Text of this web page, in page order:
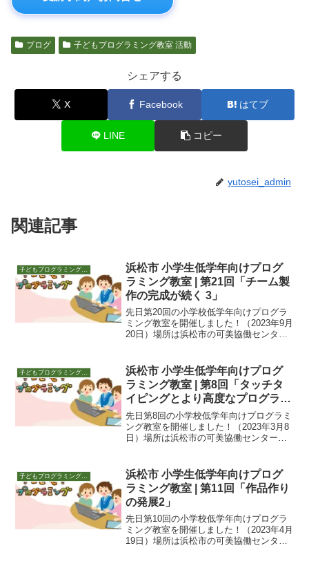
ブログ 子どもプログラミング教室 活動
シェアする
X Facebook はてブ
LINE コピー
yutosei_admin
関連記事
子どもプログラミング教室 活動
浜松市 小学生低学年向けプログ
ラミング教室 | 第21回「チーム製
作の完成が続く 3」
先日第20回の小学校低学年向けプログラ
ミング教室を開催しました！（2023年9月
20日）場所は浜松市の可美協働センタ
プログラミングを含む授業要領「新学習
指...
子どもプログラミング教室 活動
浜松市 小学生低学年向けプログ
ラミング教室 | 第8回「タッチタ
イピングとより高度なプログラ
ム」
先日第8回の小学校低学年向けプログラミ
ング教室を開催しました！（2023年3月8
日）場所は浜松市の可美協働センター。
を進める子はそのまま継続して練習しま
す。加...
浜松市 小学生低学年向けプログ
ラミング教室 | 第11回「作品作り
の発展2」
先日第10回の小学校低学年向けプログラ
ミング教室を開催しました！（2023年4月
19日）場所は浜松市の可美協働センタ